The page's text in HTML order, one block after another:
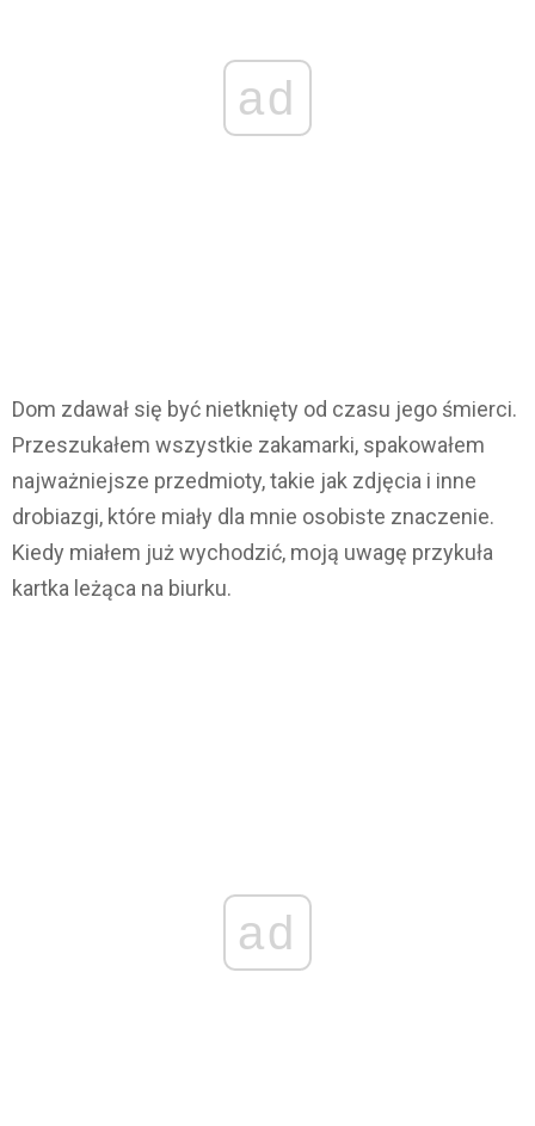
ad
Dom zdawał się być nietknięty od czasu jego śmierci.
Przeszukałem wszystkie zakamarki, spakowałem
najważniejsze przedmioty, takie jak zdjęcia i inne
drobiazgi, które miały dla mnie osobiste znaczenie.
Kiedy miałem już wychodzić, moją uwagę przykuła
kartka leżąca na biurku.
ad